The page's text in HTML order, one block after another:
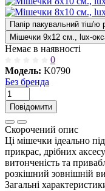
Папір пакувальний
Мішечки 9х12 см., lux-
Немає в наявності
0
Модель: K0790
Без бренда
Повідомити
Скорочений опис
Ці мішечки ідеально
прикрас, дрібних
витонченість та
розкішний зовнішній
Загальні